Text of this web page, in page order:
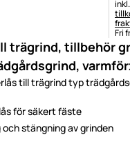
trägrind, tillbehör
till trägrind typ
för säkert fäste
och stängning av grinden
Fri